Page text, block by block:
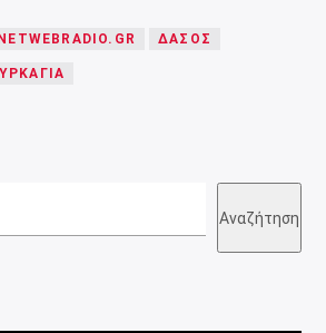
ΔΑΣΟΣ
Αναζήτηση